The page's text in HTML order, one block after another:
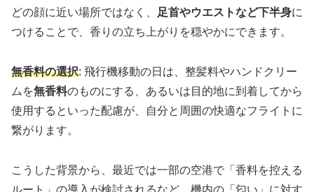
どの顔に近い場所ではなく、 足首やウエストなど下半身に
つけることで、香りの立ち上がりを穏やかにできます。
無香料の選択: 飛行機移動の日は、整髪料やハンドクリー
ムを無香料のものにする、あるいは目的地に到着してから
使用するといった配慮が、自分と周囲の快適なフライトに
繋がります。
こうした背景から、最近では一部の空港で「香料を控える
ルート」の導入が検討されるなど、機内の「匂い」に対す